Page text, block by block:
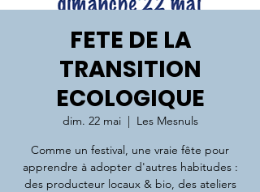
FETE DE LA
TRANSITION
ECOLOGIQUE
dim. 22 mai
  |
Les Mesnuls
Comme un festival, une vraie fête pour
apprendre à adopter d'autres habitudes :
des producteur locaux & bio, des ateliers